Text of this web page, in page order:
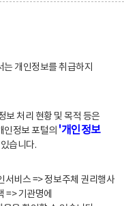
개인정보를 취급하지
보 처리 현황 및 목적 등은
인정보 포털의 '개인정보
습니다.
비스 => 정보주체 권리행사
=> 기관명에